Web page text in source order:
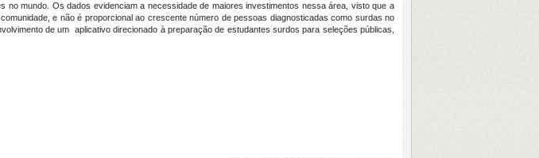
mundo. Os dados evidenciam a necessidade de maiores investimentos nessa área, visto que a
e não é proporcional ao crescente número de pessoas diagnosticadas como surdas no
de um aplicativo direcionado à preparação de estudantes surdos para seleções públicas,